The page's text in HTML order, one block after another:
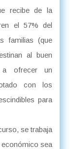
recibe de la
el 57% del
familias (que
al buen
a ofrecer un
con los
para
se trabaja
sea